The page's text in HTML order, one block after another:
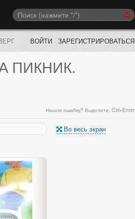
ВОЙТИ ЗАРЕГИСТРИРОВАТЬСЯ
ПИКНИК.
Нашли ошибку? Выделите, Ctrl+Enter
Во весь экран